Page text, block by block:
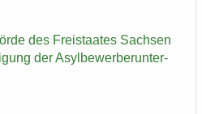
des Frei­staa­tes Sach­sen
der Asyl­be­wer­ber­un­ter­